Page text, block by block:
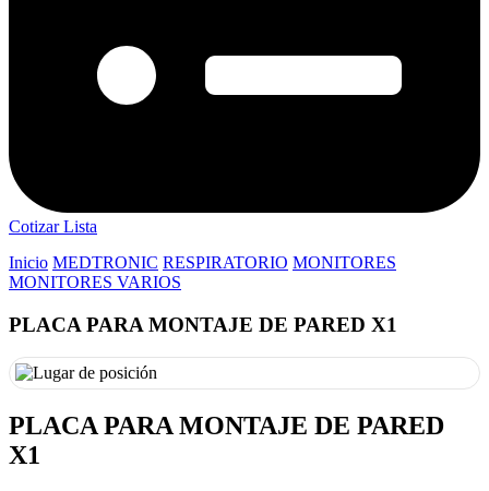
Cotizar Lista
Inicio MEDTRONIC RESPIRATORIO MONITORES
MONITORES VARIOS
PLACA PARA MONTAJE DE PARED X1
PLACA PARA MONTAJE DE PARED
X1